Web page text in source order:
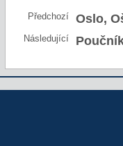
Předchozí Oslo,
Následující